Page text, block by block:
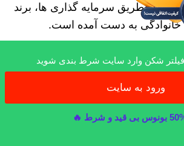
از طریق سرمایه‌ گذاری‌ ها، برند
به دست آمده است.
تایگر وودز پوکر، یکی از برترین
میلیون دلار درآمد از تورنمنت‌ های زنده، در
ویژه‌ ای دارد. آیوی همچنین در بازی‌
های جهانی موفقیت‌ های زیادی
فیلتر شکن وارد سایت شرط بندی شوید
ورود به سایت